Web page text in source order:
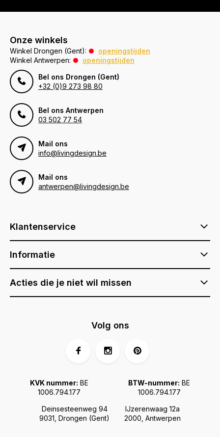
Onze winkels
Winkel Drongen (Gent):
openingstijden
Winkel Antwerpen:
openingstijden
Bel ons Drongen (Gent)
+32 (0)9 273 98 80
Bel ons Antwerpen
03 502 77 54
Mail ons
info@livingdesign.be
Mail ons
antwerpen@livingdesign.be
Klantenservice
Informatie
Acties die je niet wil missen
Deinsesteenweg 94
9031, Drongen (Gent)
IJzerenwaag 12a
2000, Antwerpen
KVK nummer: BE
1006.794.177
BTW-nummer: BE
1006.794.177
Volg ons